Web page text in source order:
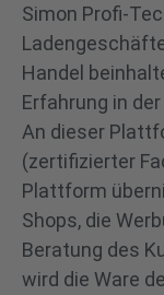
Simon Profi-
Handel
Erfahrung in
An dieser
(zertifizierter
Plattform
Shops, die
Beratung des
wird die Ware